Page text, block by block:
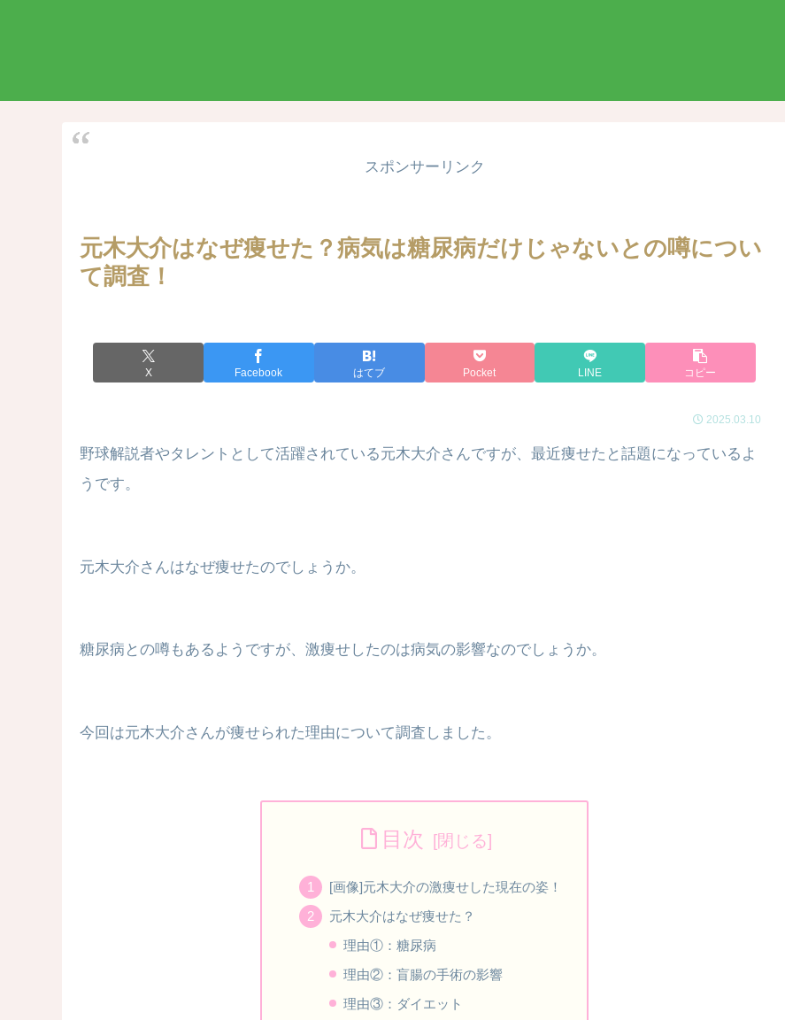
スポンサーリンク
元木大介はなぜ痩せた？病気は糖尿病だけじゃないとの噂につい
て調査！
X Facebook はてブ Pocket LINE コピー
2025.03.10
野球解説者やタレントとして活躍されている元木大介さんですが、最近痩せたと話題になっているよ
うです。
元木大介さんはなぜ痩せたのでしょうか。
糖尿病との噂もあるようですが、激痩せしたのは病気の影響なのでしょうか。
今回は元木大介さんが痩せられた理由について調査しました。
目次
[画像]元木大介の激痩せした現在の姿！
元木大介はなぜ痩せた？
理由①：糖尿病
理由②：盲腸の手術の影響
理由③：ダイエット